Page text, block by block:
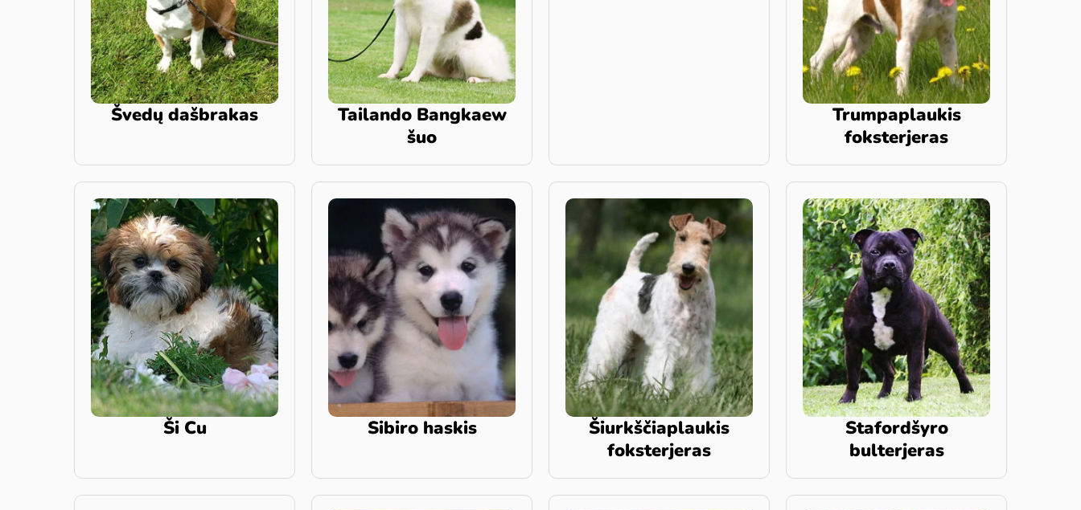
Švedų dašbrakas
Tailando Bangkaew
šuo
Trumpaplaukis
foksterjeras
Ši Cu Sibiro haskis
Šiurkščiaplaukis
foksterjeras
Stafordšyro
bulterjeras